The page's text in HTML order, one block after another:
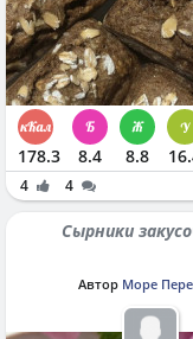
178.3 8.4 8.8
4 4
Сырники
Автор Море